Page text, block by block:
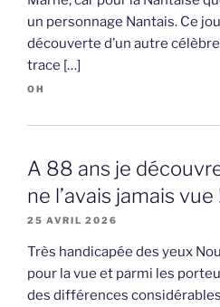
un personnage Nantais. Ce
découverte d’un autre
trace […]
OH
A 88 ans je
ne l’avais jamais vue
25 AVRIL 2026
Très handicapée des yeux
pour la vue et parmi les
des différences